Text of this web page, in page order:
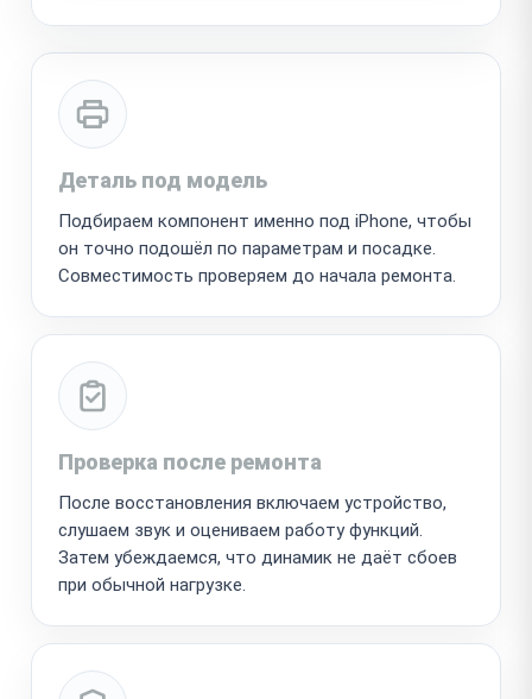
Деталь под модель
Подбираем компонент именно под iPhone, чтобы
он точно подошёл по параметрам и посадке.
Совместимость проверяем до начала ремонта.
Проверка после ремонта
После восстановления включаем устройство,
слушаем звук и оцениваем работу функций.
Затем убеждаемся, что динамик не даёт сбоев
при обычной нагрузке.